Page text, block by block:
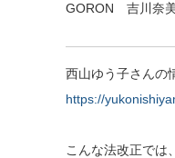
GORON 吉川奈
西山ゆう子さんの
https://
こんな法改正では